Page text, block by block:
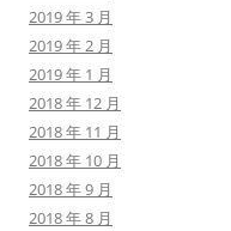
2019 年 3 月
2019 年 2 月
2019 年 1 月
2018 年 12 月
2018 年 11 月
2018 年 10 月
2018 年 9 月
2018 年 8 月